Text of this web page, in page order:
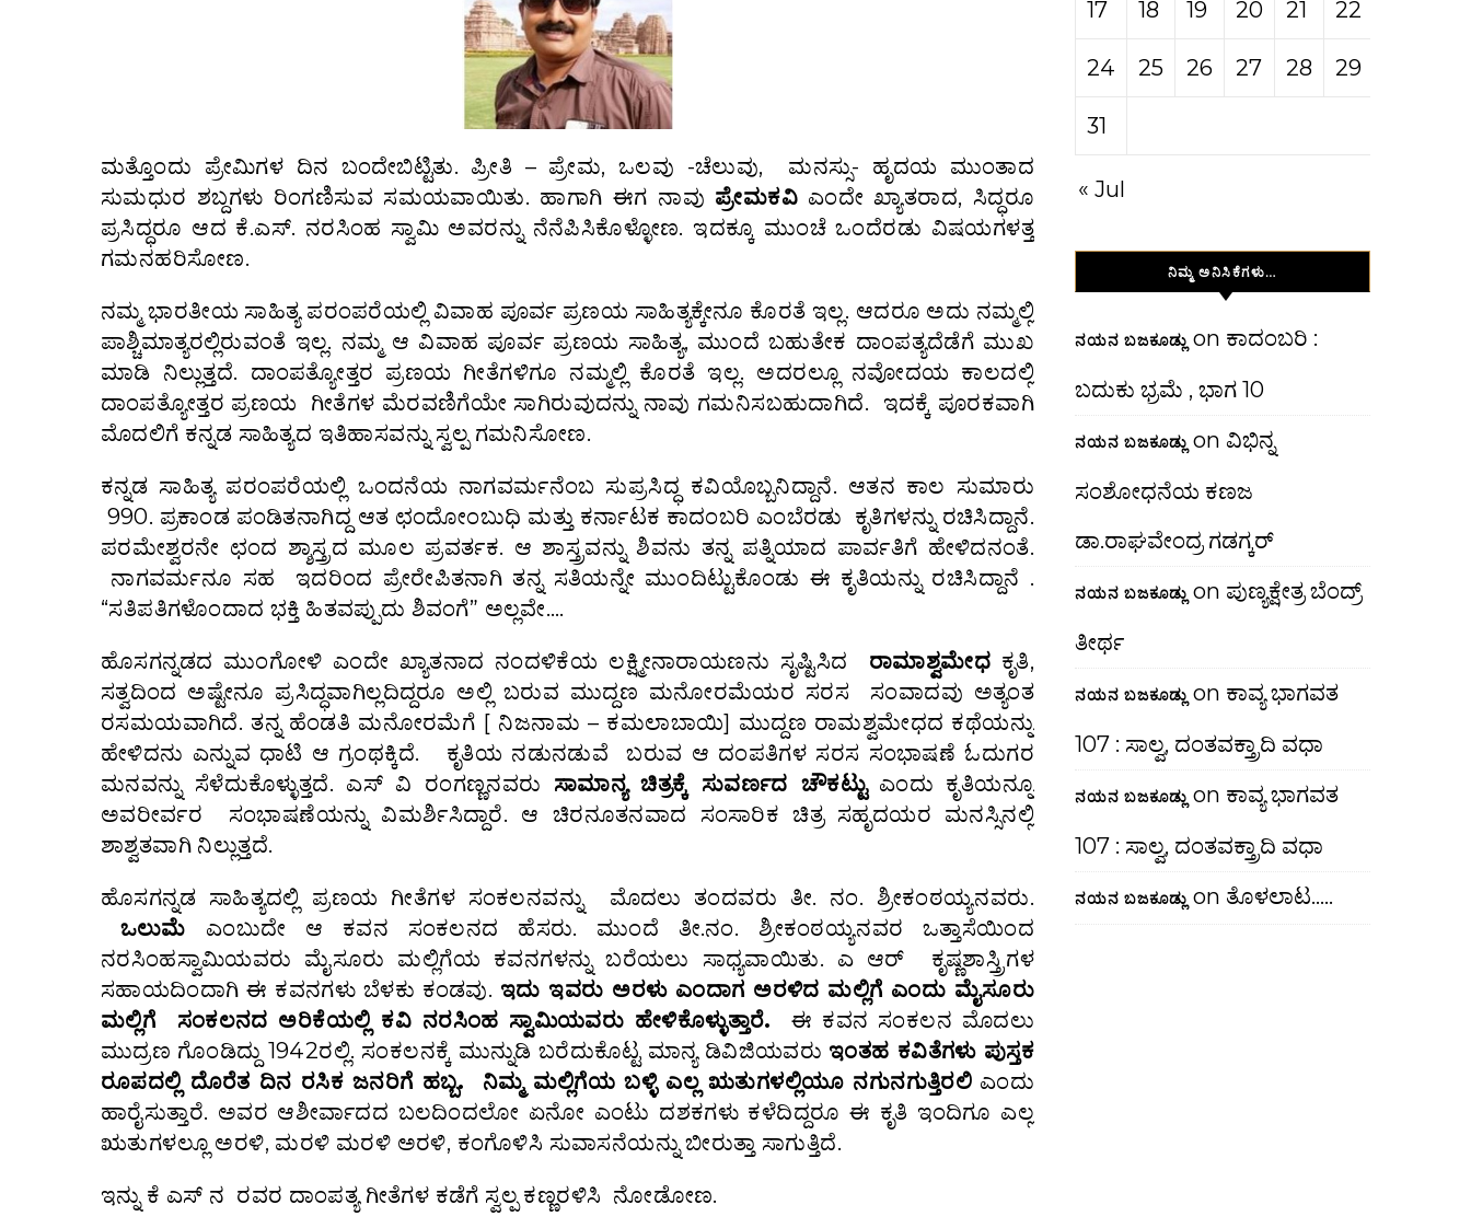
ಮತ್ತೊಂದು ಪ್ರೇಮಿಗಳ ದಿನ ಬಂದೇಬಿಟ್ಟಿತು. ಪ್ರೀತಿ – ಪ್ರೇಮ, ಒಲವು -ಚೆಲುವು, ಮನಸ್ಸು- ಹೃದಯ ಮುಂತಾದ
ಸುಮಧುರ ಶಬ್ದಗಳು ರಿಂಗಣಿಸುವ ಸಮಯವಾಯಿತು. ಹಾಗಾಗಿ ಈಗ ನಾವು ಪ್ರೇಮಕವಿಎಂದೇ ಖ್ಯಾತರಾದ, ಸಿದ್ಧರೂ
ಪ್ರಸಿದ್ಧರೂ ಆದ ಕೆ.ಎಸ್. ನರಸಿಂಹ ಸ್ವಾಮಿ ಅವರನ್ನು ನೆನೆಪಿಸಿಕೊಳ್ಳೋಣ. ಇದಕ್ಕೂ ಮುಂಚೆ ಒಂದೆರಡು ವಿಷಯಗಳತ್ತ
ಗಮನಹರಿಸೋಣ.
ನಮ್ಮ ಭಾರತೀಯ ಸಾಹಿತ್ಯ ಪರಂಪರೆಯಲ್ಲಿ ವಿವಾಹ ಪೂರ್ವ ಪ್ರಣಯ ಸಾಹಿತ್ಯಕ್ಕೇನೂ ಕೊರತೆ ಇಲ್ಲ. ಆದರೂ ಅದು ನಮ್ಮಲ್ಲಿ
ಪಾಶ್ಚಿಮಾತ್ಯರಲ್ಲಿರುವಂತೆ ಇಲ್ಲ. ನಮ್ಮ ಆ ವಿವಾಹ ಪೂರ್ವ ಪ್ರಣಯ ಸಾಹಿತ್ಯ, ಮುಂದೆ ಬಹುತೇಕ ದಾಂಪತ್ಯದೆಡೆಗೆ ಮುಖ
ಮಾಡಿ ನಿಲ್ಲುತ್ತದೆ. ದಾಂಪತ್ಯೋತ್ತರ ಪ್ರಣಯ ಗೀತೆಗಳಿಗೂ ನಮ್ಮಲ್ಲಿ ಕೊರತೆ ಇಲ್ಲ. ಅದರಲ್ಲೂ ನವೋದಯ ಕಾಲದಲ್ಲಿ
ದಾಂಪತ್ಯೋತ್ತರ ಪ್ರಣಯ ಗೀತೆಗಳ ಮೆರವಣಿಗೆಯೇ ಸಾಗಿರುವುದನ್ನು ನಾವು ಗಮನಿಸಬಹುದಾಗಿದೆ. ಇದಕ್ಕೆ ಪೂರಕವಾಗಿ
ಮೊದಲಿಗೆ ಕನ್ನಡ ಸಾಹಿತ್ಯದ ಇತಿಹಾಸವನ್ನು ಸ್ವಲ್ಪ ಗಮನಿಸೋಣ.
ಕನ್ನಡ ಸಾಹಿತ್ಯ ಪರಂಪರೆಯಲ್ಲಿ ಒಂದನೆಯ ನಾಗವರ್ಮನೆಂಬ ಸುಪ್ರಸಿದ್ಧ ಕವಿಯೊಬ್ಬನಿದ್ದಾನೆ. ಆತನ ಕಾಲ ಸುಮಾರು
990. ಪ್ರಕಾಂಡ ಪಂಡಿತನಾಗಿದ್ದ ಆತ ಛಂದೋಂಬುಧಿ ಮತ್ತು ಕರ್ನಾಟಕ ಕಾದಂಬರಿ ಎಂಬೆರಡು ಕೃತಿಗಳನ್ನು ರಚಿಸಿದ್ದಾನೆ.
ಪರಮೇಶ್ವರನೇ ಛಂದ ಶ್ಶಾಸ್ತ್ರದ ಮೂಲ ಪ್ರವರ್ತಕ. ಆ ಶಾಸ್ತ್ರವನ್ನು ಶಿವನು ತನ್ನ ಪತ್ನಿಯಾದ ಪಾರ್ವತಿಗೆ ಹೇಳಿದನಂತೆ.
ನಾಗವರ್ಮನೂ ಸಹ ಇದರಿಂದ ಪ್ರೇರೇಪಿತನಾಗಿ ತನ್ನ ಸತಿಯನ್ನೇ ಮುಂದಿಟ್ಟುಕೊಂಡು ಈ ಕೃತಿಯನ್ನು ರಚಿಸಿದ್ದಾನೆ .
“ಸತಿಪತಿಗಳೊಂದಾದ ಭಕ್ತಿ ಹಿತವಪ್ಪುದು ಶಿವಂಗೆ” ಅಲ್ಲವೇ….
ಹೊಸಗನ್ನಡದ ಮುಂಗೋಳಿ ಎಂದೇ ಖ್ಯಾತನಾದ ನಂದಳಿಕೆಯ ಲಕ್ಷ್ಮೀನಾರಾಯಣನು ಸೃಷ್ಟಿಸಿದ ರಾಮಾಶ್ವಮೇಧಕೃತಿ,
ಸತ್ವದಿಂದ ಅಷ್ಟೇನೂ ಪ್ರಸಿದ್ಧವಾಗಿಲ್ಲದಿದ್ದರೂ ಅಲ್ಲಿ ಬರುವ ಮುದ್ದಣ ಮನೋರಮೆಯರ ಸರಸ ಸಂವಾದವು ಅತ್ಯಂತ
ರಸಮಯವಾಗಿದೆ. ತನ್ನ ಹೆಂಡತಿ ಮನೋರಮೆಗೆ [ ನಿಜನಾಮ – ಕಮಲಾಬಾಯಿ] ಮುದ್ದಣ ರಾಮಶ್ವಮೇಧದ ಕಥೆಯನ್ನು
ಹೇಳಿದನು ಎನ್ನುವ ಧಾಟಿ ಆ ಗ್ರಂಥಕ್ಕಿದೆ. ಕೃತಿಯ ನಡುನಡುವೆ ಬರುವ ಆ ದಂಪತಿಗಳ ಸರಸ ಸಂಭಾಷಣೆ ಓದುಗರ
ಮನವನ್ನು ಸೆಳೆದುಕೊಳ್ಳುತ್ತದೆ. ಎಸ್ ವಿ ರಂಗಣ್ಣನವರು ಸಾಮಾನ್ಯ ಚಿತ್ರಕ್ಕೆ ಸುವರ್ಣದ ಚೌಕಟ್ಟುಎಂದು ಕೃತಿಯನ್ನೂ
ಅವರೀರ್ವರ ಸಂಭಾಷಣೆಯನ್ನು ವಿಮರ್ಶಿಸಿದ್ದಾರೆ. ಆ ಚಿರನೂತನವಾದ ಸಂಸಾರಿಕ ಚಿತ್ರ ಸಹೃದಯರ ಮನಸ್ಸಿನಲ್ಲಿ
ಶಾಶ್ವತವಾಗಿ ನಿಲ್ಲುತ್ತದೆ.
ಹೊಸಗನ್ನಡ ಸಾಹಿತ್ಯದಲ್ಲಿ ಪ್ರಣಯ ಗೀತೆಗಳ ಸಂಕಲನವನ್ನು ಮೊದಲು ತಂದವರು ತೀ. ನಂ. ಶ್ರೀಕಂಠಯ್ಯನವರು.
ಒಲುಮೆ
ಎಂಬುದೇ ಆ ಕವನ ಸಂಕಲನದ ಹೆಸರು. ಮುಂದೆ ತೀ.ನಂ. ಶ್ರೀಕಂಠಯ್ಯನವರ ಒತ್ತಾಸೆಯಿಂದ
ನರಸಿಂಹಸ್ವಾಮಿಯವರು ಮೈಸೂರು ಮಲ್ಲಿಗೆಯ ಕವನಗಳನ್ನು ಬರೆಯಲು ಸಾಧ್ಯವಾಯಿತು. ಎ ಆರ್ ಕೃಷ್ಣಶಾಸ್ತ್ರಿಗಳ
ಸಹಾಯದಿಂದಾಗಿ ಈ ಕವನಗಳು ಬೆಳಕು ಕಂಡವು. ಇದು ಇವರು ಅರಳು ಎಂದಾಗ ಅರಳಿದ ಮಲ್ಲಿಗೆ ಎಂದು ಮೈಸೂರು
ಮಲ್ಲಿಗೆ
ಸಂಕಲನದ ಅರಿಕೆಯಲ್ಲಿ ಕವಿ ನರಸಿಂಹ ಸ್ವಾಮಿಯವರು ಹೇಳಿಕೊಳ್ಳುತ್ತಾರೆ.
ಈ ಕವನ ಸಂಕಲನ ಮೊದಲು
ಮುದ್ರಣ ಗೊಂಡಿದ್ದು 1942ರಲ್ಲಿ. ಸಂಕಲನಕ್ಕೆ ಮುನ್ನುಡಿ ಬರೆದುಕೊಟ್ಟ ಮಾನ್ಯ ಡಿವಿಜಿಯವರು ಇಂತಹ ಕವಿತೆಗಳು ಪುಸ್ತಕ
ರೂಪದಲ್ಲಿ ದೊರೆತ ದಿನ ರಸಿಕ ಜನರಿಗೆ ಹಬ್ಬ. ನಿಮ್ಮ ಮಲ್ಲಿಗೆಯ ಬಳ್ಳಿ ಎಲ್ಲ ಋತುಗಳಲ್ಲಿಯೂ ನಗುನಗುತ್ತಿರಲಿ ಎಂದು
ಹಾರೈಸುತ್ತಾರೆ. ಅವರ ಆಶೀರ್ವಾದದ ಬಲದಿಂದಲೋ ಏನೋ ಎಂಟು ದಶಕಗಳು ಕಳೆದಿದ್ದರೂ ಈ ಕೃತಿ ಇಂದಿಗೂ ಎಲ್ಲ
ಋತುಗಳಲ್ಲೂ ಅರಳಿ, ಮರಳಿ ಮರಳಿ ಅರಳಿ, ಕಂಗೊಳಿಸಿ ಸುವಾಸನೆಯನ್ನು ಬೀರುತ್ತಾ ಸಾಗುತ್ತಿದೆ.
ಇನ್ನು ಕೆ ಎಸ್‌ ನ ರವರ ದಾಂಪತ್ಯ ಗೀತೆಗಳ ಕಡೆಗೆ ಸ್ವಲ್ಪ ಕಣ್ಣರಳಿಸಿ ನೋಡೋಣ.
17 18 19 20 21 22
24 25 26 27 28 29
31
« Jul
ನಿಮ್ಮ ಅನಿಸಿಕೆಗಳು…
ನಯನ ಬಜಕೂಡ್ಲು on ಕಾದಂಬರಿ :
ಬದುಕು ಭ್ರಮೆ , ಭಾಗ 10
ನಯನ ಬಜಕೂಡ್ಲು on ವಿಭಿನ್ನ
ಸಂಶೋಧನೆಯ ಕಣಜ
ಡಾ.ರಾಘವೇಂದ್ರ ಗಡಗ್ಕರ್
ನಯನ ಬಜಕೂಡ್ಲು on ಪುಣ್ಯಕ್ಷೇತ್ರ ಬೆಂದ್ರ್
ತೀರ್ಥ
ನಯನ ಬಜಕೂಡ್ಲು on ಕಾವ್ಯ ಭಾಗವತ
107 : ಸಾಲ್ವ, ದಂತವಕ್ತ್ರಾದಿ ವಧಾ
ನಯನ ಬಜಕೂಡ್ಲು on ಕಾವ್ಯ ಭಾಗವತ
107 : ಸಾಲ್ವ, ದಂತವಕ್ತ್ರಾದಿ ವಧಾ
ನಯನ ಬಜಕೂಡ್ಲು on ತೊಳಲಾಟ…..